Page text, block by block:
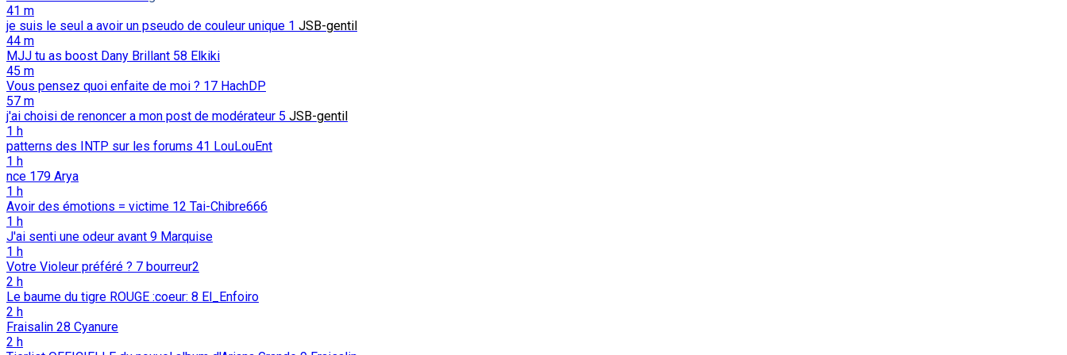
41 m
je suis le seul a avoir un pseudo de couleur unique 1 JSB-gentil
44 m
MJJ tu as boost Dany Brillant 58 Elkiki
45 m
Vous pensez quoi enfaite de moi ? 17 HachDP
57 m
j'ai choisi de renoncer a mon post de modérateur 5 JSB-gentil
1 h
patterns des INTP sur les forums 41 LouLouEnt
1 h
nce 179 Arya
1 h
Avoir des émotions = victime 12 Tai-Chibre666
1 h
J'ai senti une odeur avant 9 Marquise
1 h
Votre Violeur préféré ? 7 bourreur2
2 h
Le baume du tigre ROUGE :coeur: 8 El_Enfoiro
2 h
Fraisalin 28 Cyanure
2 h